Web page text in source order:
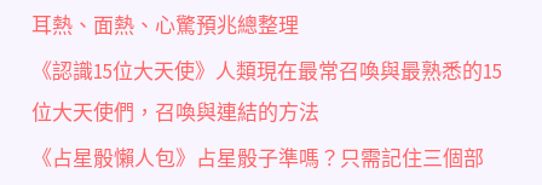
耳熱、面熱、心驚預兆總整理
《認識15位大天使》人類現在最常召喚與最熟悉的15
位大天使們，召喚與連結的方法
《占星骰懶人包》占星骰子準嗎？只需記住三個部